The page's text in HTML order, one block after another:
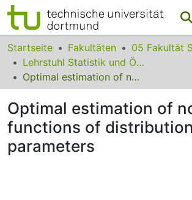
Bereiche & Sammlungen
Das gesamte Repositorium
FAQ
Leitlinien
Startseite Fakultäten
05 Fakultät
Lehrstuhl Statistik und Ökonometrie
Optimal estimation of nonlinear functions of distribution parameters
Optimal estimation of
functions of distribution
parameters